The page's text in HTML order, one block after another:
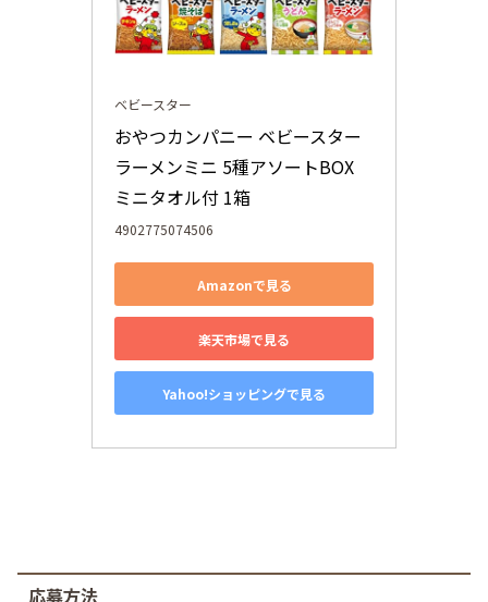
ベビースター
おやつカンパニー ベビースター
ラーメンミニ 5種アソートBOX
ミニタオル付 1箱
4902775074506
Amazonで見る
楽天市場で見る
Yahoo!ショッピングで見る
応募方法